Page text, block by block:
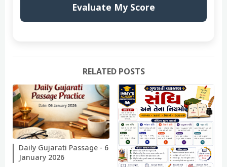
Evaluate My Score
RELATED POSTS
Daily Gujarati Passage - 6
January 2026